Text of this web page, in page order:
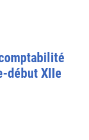
début XIIe